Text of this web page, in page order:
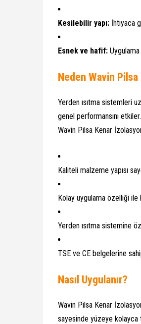
Kesilebilir yapı: İhtiyaca
Esnek ve hafif: Uygulama
Neden Wavin
Yerden ısıtma sistemleri
genel performansını
Wavin Pilsa Kenar
Kaliteli malzeme yapısı
Kolay uygulama özelliği ile
Yerden ısıtma sistemine
TSE ve CE belgelerine
Nasıl Uygulanır?
Wavin Pilsa Kenar
sayesinde yüzeye kolayca